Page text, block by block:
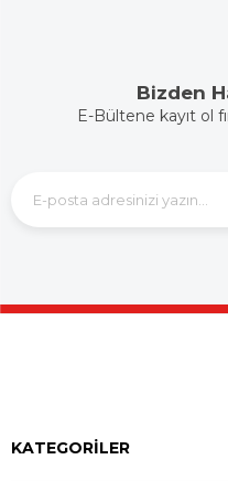
Bizden
E-Bültene kayıt ol
KATEGORİLER